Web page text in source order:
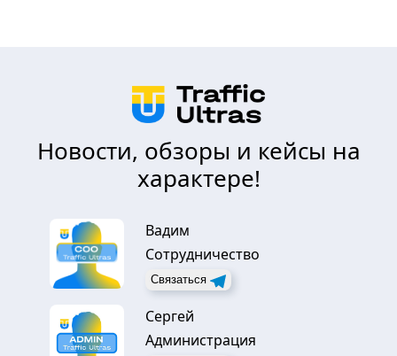
Новости, обзоры и кейсы на
характере!
Вадим
Сотрудничество
Связаться
Сергей
Администрация